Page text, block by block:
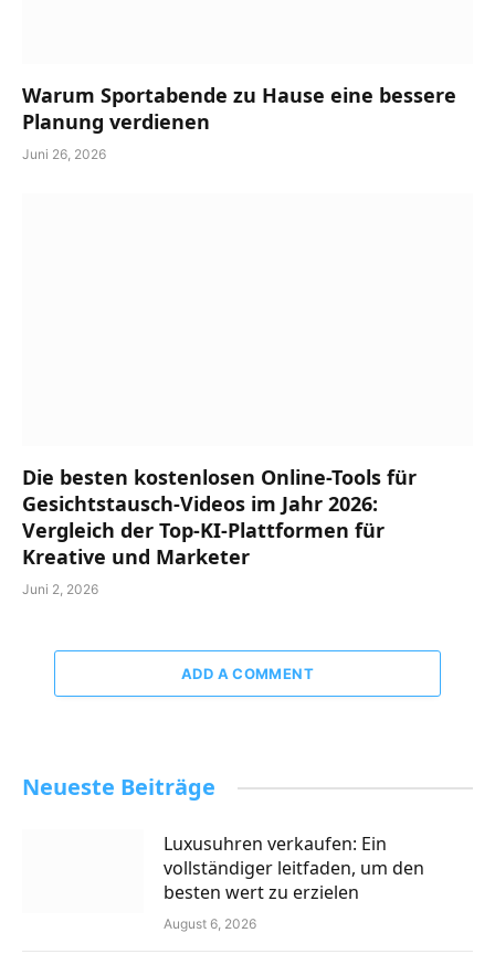
Warum Sportabende zu Hause eine bessere
Planung verdienen
Juni 26, 2026
Die besten kostenlosen Online-Tools für
Gesichtstausch-Videos im Jahr 2026:
Vergleich der Top-KI-Plattformen für
Kreative und Marketer
Juni 2, 2026
ADD A COMMENT
Neueste Beiträge
Luxusuhren verkaufen: Ein
vollständiger leitfaden, um den
besten wert zu erzielen
August 6, 2026